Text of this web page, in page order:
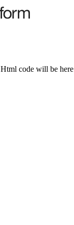
Html code will be here